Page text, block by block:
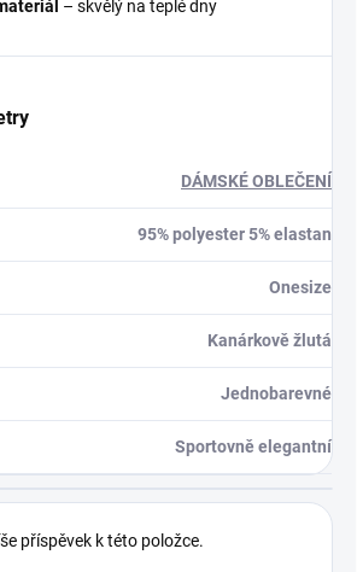
– skvělý na teplé dny
DÁMSKÉ OBLEČENÍ
95% polyester 5% elastan
Onesize
Kanárkově žlutá
Jednobarevné
Sportovně elegantní
příspěvek k této položce.